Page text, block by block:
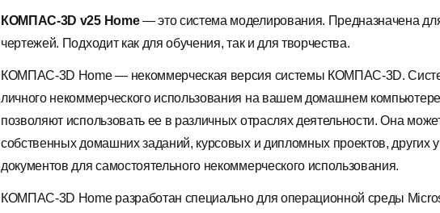
КОМПАС-3D v25 Home— это система моделирования. Предназначена
чертежей. Подходит как для обучения, так и для творчества.
КОМПАС-3D Home — некоммерческая версия системы КОМПАС-3D.
личного некоммерческого использования на вашем домашнем
позволяют использовать ее в различных отраслях деятельности. Она
собственных домашних заданий, курсовых и дипломных проектов, других
документов для самостоятельного некоммерческого использования.
КОМПАС-3D Home разработан специально для операционной среды